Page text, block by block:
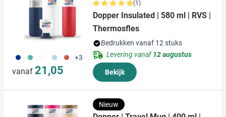
773 886 721 887 888 +3
vanaf 21,05
(1)
Dopper Insulated | 580 ml | RVS |
Thermosfles
Bedrukken vanaf 12 stuks
Levering vanaf12 augustus
Bekijk
Nieuw